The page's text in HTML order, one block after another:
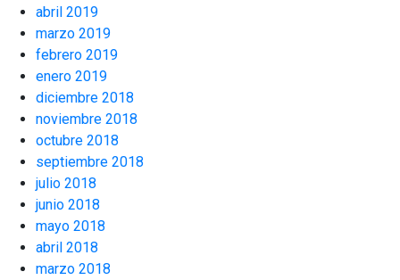
abril 2019
marzo 2019
febrero 2019
enero 2019
diciembre 2018
noviembre 2018
octubre 2018
septiembre 2018
julio 2018
junio 2018
mayo 2018
abril 2018
marzo 2018